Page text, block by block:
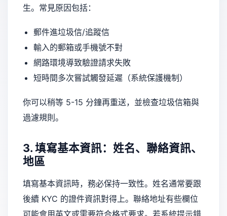
生。常見原因包括：
郵件進垃圾信/追蹤信
輸入的郵箱或手機號不對
網路環境導致驗證請求失敗
短時間多次嘗試觸發延遲（系統保護機制）
你可以稍等 5-15 分鐘再重送，並檢查垃圾信箱與
過濾規則。
3. 填寫基本資訊：姓名、聯絡資訊、
地區
填寫基本資訊時，務必保持一致性。姓名通常要跟
後續 KYC 的證件資訊對得上。聯絡地址有些欄位